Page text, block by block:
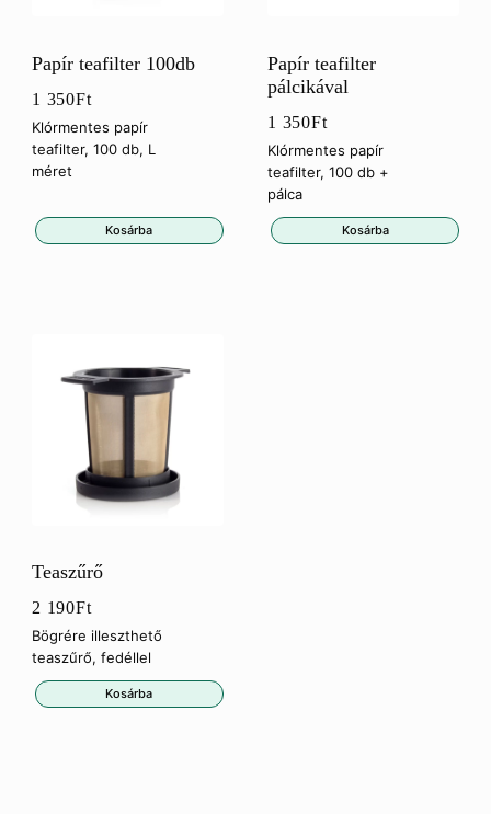
Papír teafilter 100db
1 350Ft
Klórmentes papír
teafilter, 100 db, L
méret
Kosárba
Papír teafilter
pálcikával
1 350Ft
Klórmentes papír
teafilter, 100 db +
pálca
Kosárba
Teaszűrő
2 190Ft
Bögrére illeszthető
teaszűrő, fedéllel
Kosárba